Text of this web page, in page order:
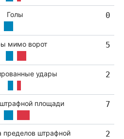
Голы 0
мимо ворот 5
удары 2
площади 7
пределов штрафной 2